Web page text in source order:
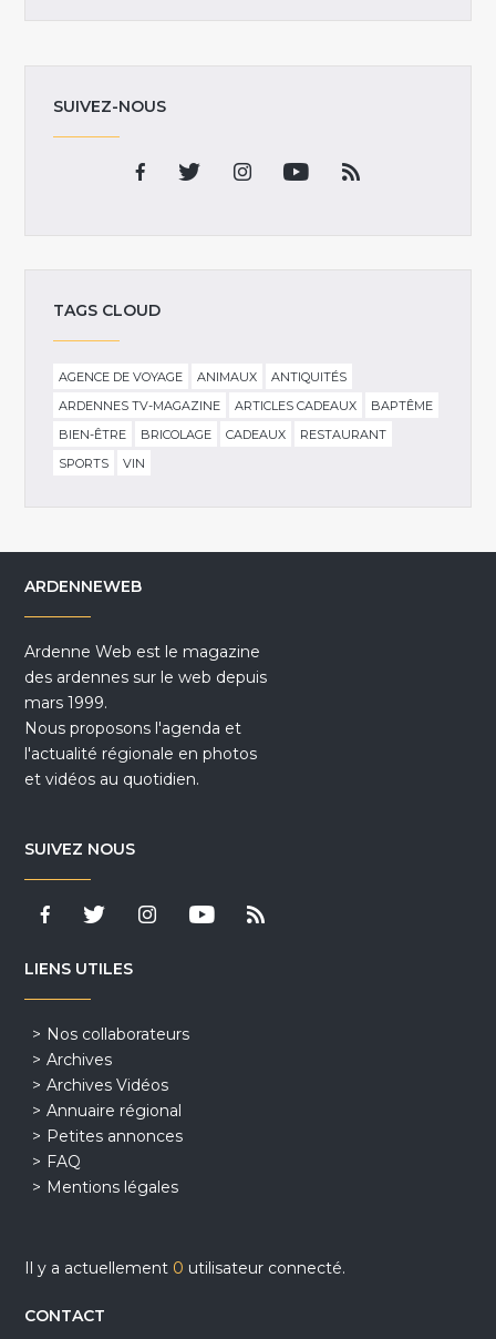
SUIVEZ-NOUS
TAGS CLOUD
AGENCE DE VOYAGE ANIMAUX
ANTIQUITÉS
ARDENNES TV-MAGAZINE
ARTICLES CADEAUX
BAPTÊME
BIEN-ÊTRE
BRICOLAGE CADEAUX
RESTAURANT
SPORTS
VIN
ARDENNEWEB
Ardenne Web est le magazine
des ardennes sur le web depuis
mars 1999.
Nous proposons l'agenda et
l'actualité régionale en photos
et vidéos au quotidien.
SUIVEZ NOUS
LIENS UTILES
Nos collaborateurs
Archives
Archives Vidéos
Annuaire régional
Petites annonces
FAQ
Mentions légales
Il y a actuellement 0 utilisateur connecté.
CONTACT